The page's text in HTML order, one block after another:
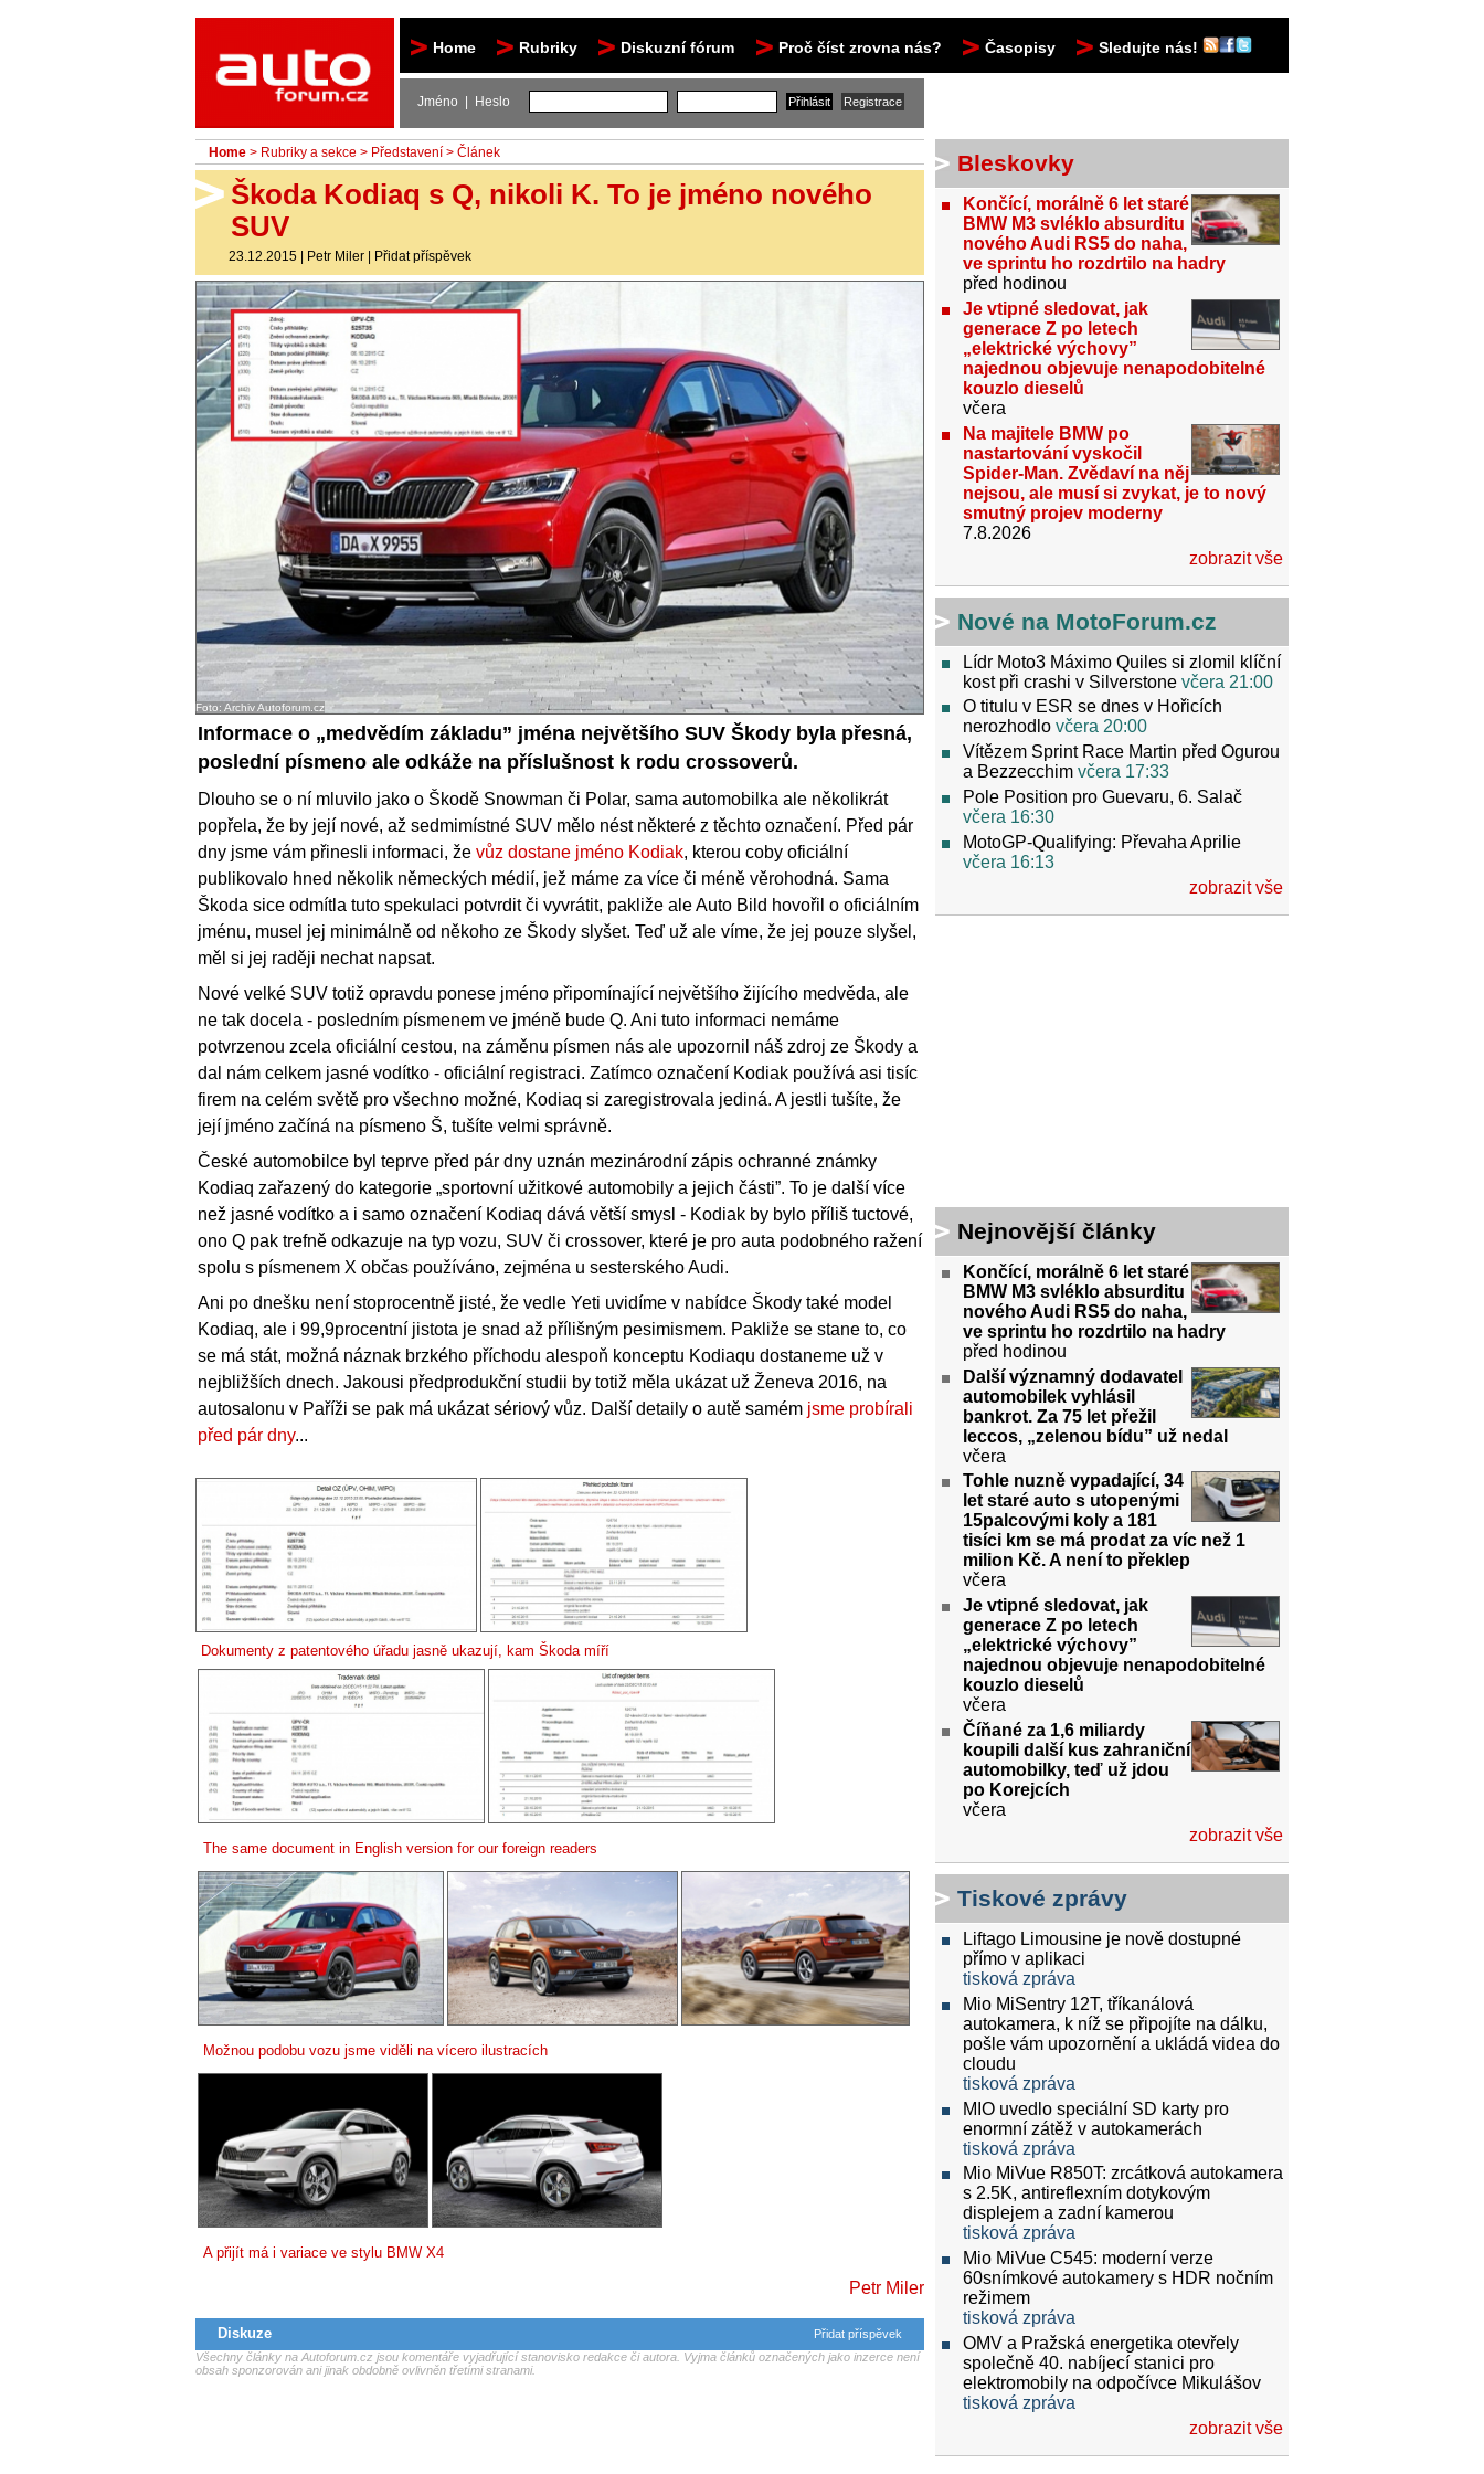
Home Rubriky Diskuzní fórum Proč číst zrovna nás? Časopisy Sledujte nás!
Jméno | Heslo
Home > Rubriky a sekce > Představení > Článek
Škoda Kodiaq s Q, nikoli K. To je jméno nového
SUV
23.12.2015 | Petr Miler | Přidat příspěvek
Foto: Archiv Autoforum.cz
Informace o „medvědím základu” jména největšího SUV Škody byla přesná,
poslední písmeno ale odkáže na příslušnost k rodu crossoverů.
Dlouho se o ní mluvilo jako o Škodě Snowman či Polar, sama automobilka ale několikrát
popřela, že by její nové, až sedmimístné SUV mělo nést některé z těchto označení. Před pár
dny jsme vám přinesli informaci, že vůz dostane jméno Kodiak, kterou coby oficiální
publikovalo hned několik německých médií, jež máme za více či méně věrohodná. Sama
Škoda sice odmítla tuto spekulaci potvrdit či vyvrátit, pakliže ale Auto Bild hovořil o oficiálním
jménu, musel jej minimálně od někoho ze Škody slyšet. Teď už ale víme, že jej pouze slyšel,
měl si jej raději nechat napsat.
Nové velké SUV totiž opravdu ponese jméno připomínající největšího žijícího medvěda, ale
ne tak docela - posledním písmenem ve jméně bude Q. Ani tuto informaci nemáme
potvrzenou zcela oficiální cestou, na záměnu písmen nás ale upozornil náš zdroj ze Škody a
dal nám celkem jasné vodítko - oficiální registraci. Zatímco označení Kodiak používá asi tisíc
firem na celém světě pro všechno možné, Kodiaq si zaregistrovala jediná. A jestli tušíte, že
její jméno začíná na písmeno Š, tušíte velmi správně.
České automobilce byl teprve před pár dny uznán mezinárodní zápis ochranné známky
Kodiaq zařazený do kategorie „sportovní užitkové automobily a jejich části”. To je další více
než jasné vodítko a i samo označení Kodiaq dává větší smysl - Kodiak by bylo příliš tuctové,
ono Q pak trefně odkazuje na typ vozu, SUV či crossover, které je pro auta podobného ražení
spolu s písmenem X občas používáno, zejména u sesterského Audi.
Ani po dnešku není stoprocentně jisté, že vedle Yeti uvidíme v nabídce Škody také model
Kodiaq, ale i 99,9procentní jistota je snad až přílišným pesimismem. Pakliže se stane to, co
se má stát, možná náznak brzkého příchodu alespoň konceptu Kodiaqu dostaneme už v
nejbližších dnech. Jakousi předprodukční studii by totiž měla ukázat už Ženeva 2016, na
autosalonu v Paříži se pak má ukázat sériový vůz. Další detaily o autě samém jsme probírali
před pár dny...
Dokumenty z patentového úřadu jasně ukazují, kam Škoda míří
The same document in English version for our foreign readers
Možnou podobu vozu jsme viděli na vícero ilustracích
A přijít má i variace ve stylu BMW X4
Petr Miler
Diskuze
Přidat příspěvek
Všechny články na Autoforum.cz jsou komentáře vyjadřující stanovisko redakce či autora. Vyjma článků označených jako inzerce není
obsah sponzorován ani jinak obdobně ovlivněn třetími stranami.
Bleskovky
Končící, morálně 6 let staré
BMW M3 svléklo absurditu
nového Audi RS5 do naha,
ve sprintu ho rozdrtilo na hadry
před hodinou
Je vtipné sledovat, jak
generace Z po letech
„elektrické výchovy”
najednou objevuje nenapodobitelné
kouzlo dieselů
včera
Na majitele BMW po
nastartování vyskočil
Spider-Man. Zvědaví na něj
nejsou, ale musí si zvykat, je to nový
smutný projev moderny
7.8.2026
zobrazit vše
Nové na MotoForum.cz
Lídr Moto3 Máximo Quiles si zlomil klíční
kost při crashi v Silverstone včera 21:00
O titulu v ESR se dnes v Hořicích
nerozhodlo včera 20:00
Vítězem Sprint Race Martin před Ogurou
a Bezzecchim včera 17:33
Pole Position pro Guevaru, 6. Salač
včera 16:30
MotoGP-Qualifying: Převaha Aprilie
včera 16:13
zobrazit vše
Nejnovější články
Končící, morálně 6 let staré
BMW M3 svléklo absurditu
nového Audi RS5 do naha,
ve sprintu ho rozdrtilo na hadry
před hodinou
Další významný dodavatel
automobilek vyhlásil
bankrot. Za 75 let přežil
leccos, „zelenou bídu” už nedal
včera
Tohle nuzně vypadající, 34
let staré auto s utopenými
15palcovými koly a 181
tisíci km se má prodat za víc než 1
milion Kč. A není to překlep
včera
Je vtipné sledovat, jak
generace Z po letech
„elektrické výchovy”
najednou objevuje nenapodobitelné
kouzlo dieselů
včera
Číňané za 1,6 miliardy
koupili další kus zahraniční
automobilky, teď už jdou
po Korejcích
včera
zobrazit vše
Tiskové zprávy
Liftago Limousine je nově dostupné
přímo v aplikaci
tisková zpráva
Mio MiSentry 12T, tříkanálová
autokamera, k níž se připojíte na dálku,
pošle vám upozornění a ukládá videa do
cloudu
tisková zpráva
MIO uvedlo speciální SD karty pro
enormní zátěž v autokamerách
tisková zpráva
Mio MiVue R850T: zrcátková autokamera
s 2.5K, antireflexním dotykovým
displejem a zadní kamerou
tisková zpráva
Mio MiVue C545: moderní verze
60snímkové autokamery s HDR nočním
režimem
tisková zpráva
OMV a Pražská energetika otevřely
společně 40. nabíjecí stanici pro
elektromobily na odpočívce Mikulášov
tisková zpráva
zobrazit vše